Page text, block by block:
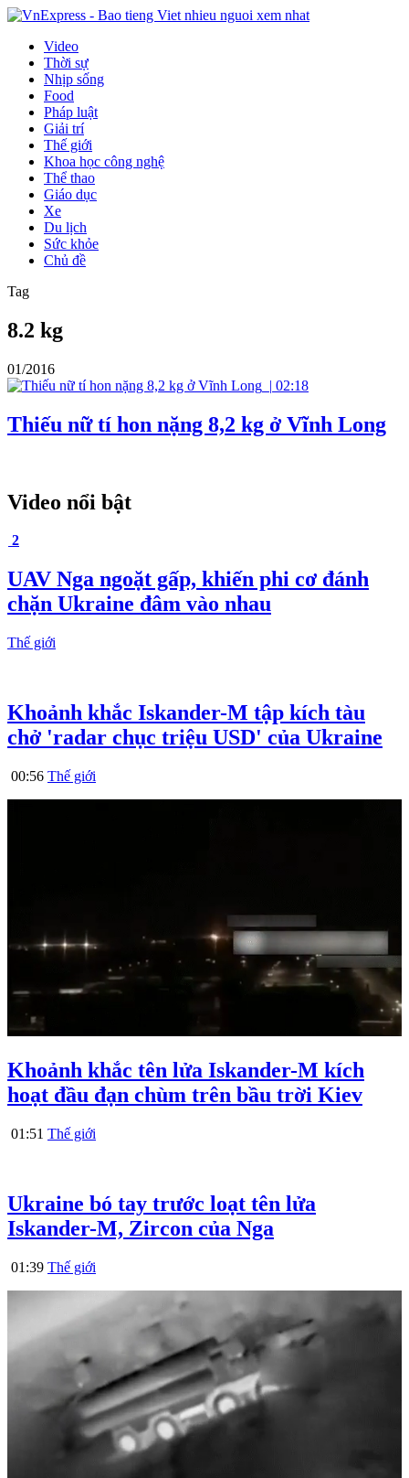
Video
Thời sự
Nhịp sống
Food
Pháp luật
Giải trí
Thế giới
Khoa học công nghệ
Thể thao
Giáo dục
Xe
Du lịch
Sức khỏe
Chủ đề
Tag
8.2 kg
01/2016
| 02:18
Thiếu nữ tí hon nặng 8,2 kg ở Vĩnh Long
Video nổi bật
2
UAV Nga ngoặt gấp, khiến phi cơ đánh
chặn Ukraine đâm vào nhau
Thế giới
Khoảnh khắc Iskander-M tập kích tàu
chở 'radar chục triệu USD' của Ukraine
00:56 Thế giới
Khoảnh khắc tên lửa Iskander-M kích
hoạt đầu đạn chùm trên bầu trời Kiev
01:51 Thế giới
Ukraine bó tay trước loạt tên lửa
Iskander-M, Zircon của Nga
01:39 Thế giới